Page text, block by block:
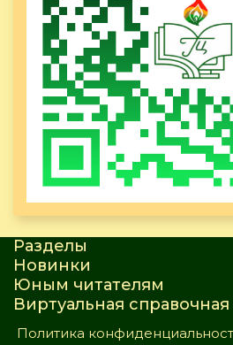
Разделы
Новинки
Юным читателям
Виртуальная справочная
Политика